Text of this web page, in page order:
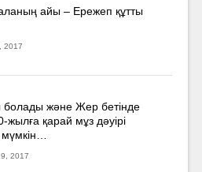
айы – Ережеп құтты
2017
болады және Жер бетінде
жылға қарай мұз дәуірі
2017